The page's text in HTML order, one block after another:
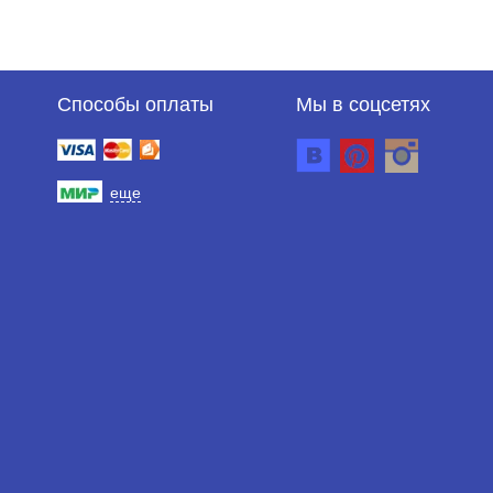
Способы оплаты
еще
Мы в соцсетях